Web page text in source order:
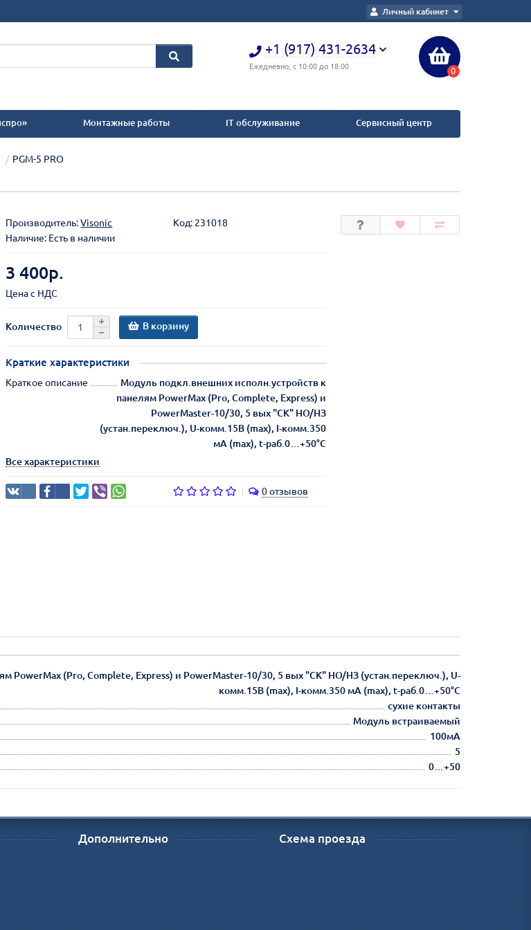
Личный кабинет
+1 (917) 431-2634
Ежедневно, с 10:00 до 18:00 0
Монтажные работы IT обслуживание Сервисный центр
PGM-5 PRO
Производитель:Visonic Код: 231018
Наличие: Есть в наличии
3 400р.
Цена с НДС
Количество В корзину
Краткие характеристики
Краткое описание
Модуль подкл.внешних исполн.устройств к
панелям PowerMax (Pro, Complete, Express) и
PowerMaster-10/30, 5 вых "СК" НО/НЗ
(устан.переключ.), U-комм.15В (max), I-комм.350
мА (max), t-раб.0…+50°C
Все характеристики
0 отзывов
PowerMax (Pro, Complete, Express) и PowerMaster-10/30, 5 вых "СК" НО/НЗ (устан.переключ.), U-
комм.15В (max), I-комм.350 мА (max), t-раб.0…+50°C
сухие контакты
Модуль встраиваемый
100мА
5
0…+50
Дополнительно Схема проезда